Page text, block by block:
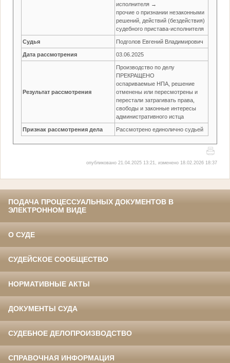
исполнителя →
прочие о признании незаконными
решений, действий (бездействия)
судебного пристава-исполнителя
Судья Подголов Евгений Владимирович
Дата рассмотрения 03.06.2025
Результат рассмотрения
Производство по делу
ПРЕКРАЩЕНО
оспариваемые НПА, решение
отменены или пересмотрены и
перестали затрагивать права,
свободы и законные интересы
административного истца
Признак рассмотрения дела Рассмотрено единолично судьей
опубликовано 21.04.2025 13:21, изменено 18.02.2026 18:37
ПОДАЧА ПРОЦЕССУАЛЬНЫХ ДОКУМЕНТОВ В
ЭЛЕКТРОННОМ ВИДЕ
О СУДЕ
СУДЕЙСКОЕ СООБЩЕСТВО
НОРМАТИВНЫЕ АКТЫ
ДОКУМЕНТЫ СУДА
СУДЕБНОЕ ДЕЛОПРОИЗВОДСТВО
СПРАВОЧНАЯ ИНФОРМАЦИЯ